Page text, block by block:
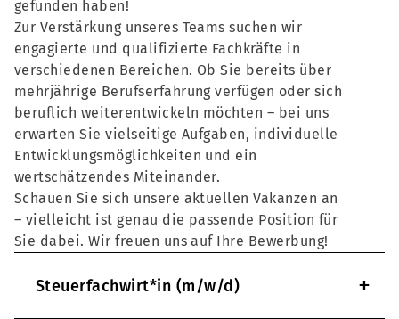
gefunden haben!
Zur Verstärkung unseres Teams suchen wir
engagierte und qualifizierte Fachkräfte in
verschiedenen Bereichen. Ob Sie bereits über
mehrjährige Berufserfahrung verfügen oder sich
beruflich weiterentwickeln möchten – bei uns
erwarten Sie vielseitige Aufgaben, individuelle
Entwicklungsmöglichkeiten und ein
wertschätzendes Miteinander.
Schauen Sie sich unsere aktuellen Vakanzen an
– vielleicht ist genau die passende Position für
Sie dabei. Wir freuen uns auf Ihre Bewerbung!
Steuerfachwirt*in (m/w/d) +